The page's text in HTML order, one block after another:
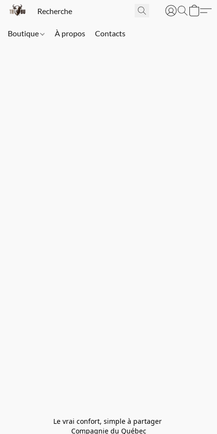
Boutique À propos Contacts
Le vrai confort, simple à partager
Compagnie du Québec